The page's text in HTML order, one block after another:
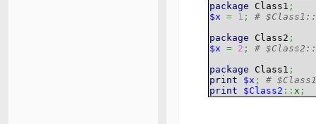
package Class1 ;
$x = 1 ;
#
package Class2 ;
$x = 2 ;
#
package Class1 ;
print
$x ;
#
print
$Class2 :: x ;